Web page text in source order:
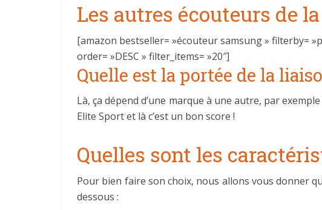
Les autres écouteurs de
[amazon bestseller= »écouteur samsung » filterby=
order= »DESC » filter_items= »20″]
Quelle est la portée de la
Là, ça dépend d’une marque à une autre, par exemple
Elite Sport et là c’est un bon score !
Quelles sont les
Pour bien faire son choix, nous allons vous donner
dessous :